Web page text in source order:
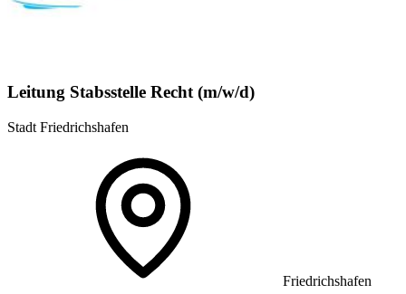
Leitung Stabsstelle Recht (m/w/d)
Stadt Friedrichshafen
Friedrichshafen